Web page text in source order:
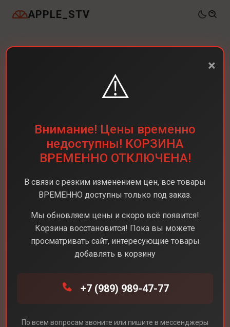
APPLE_STV
Poco X7 Pro
Диагональ экрана
6,6
×
⚠️
Внимание! Цены временно
недоступны! КОРЗИНА
ВРЕМЕННО ОТКЛЮЧЕНА!
В связи с резким изменением цен, все товары
ВРЕМЕННО доступны только под заказ.
Мы обновляем цены и скоро всё появится!
Корзина восстановится! Пока вы можете
просматривать сайт, интересующие товары
добавлять в корзину
+7 (989) 989-47-77
По всем вопросам звоните или пишите в мессенджеры